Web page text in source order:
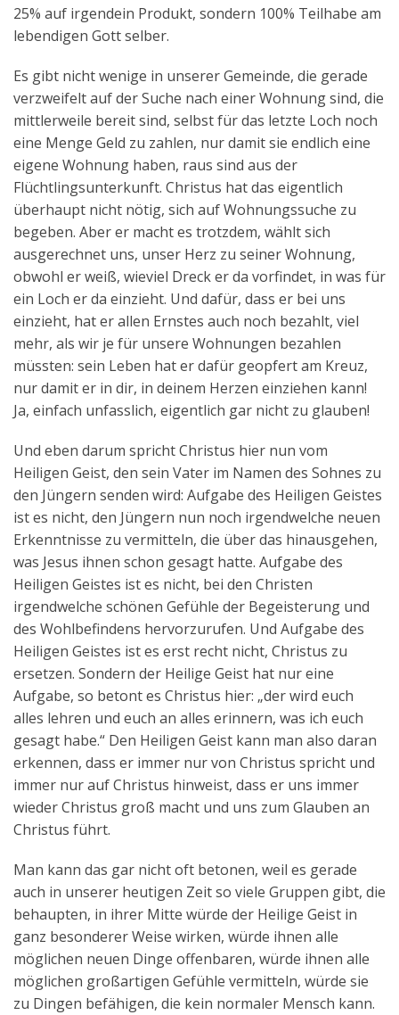
25% auf irgendein Produkt, sondern 100% Teilhabe am
lebendigen Gott selber.
Es gibt nicht wenige in unserer Gemeinde, die gerade
verzweifelt auf der Suche nach einer Wohnung sind, die
mittlerweile bereit sind, selbst für das letzte Loch noch
eine Menge Geld zu zahlen, nur damit sie endlich eine
eigene Wohnung haben, raus sind aus der
Flüchtlingsunterkunft. Christus hat das eigentlich
überhaupt nicht nötig, sich auf Wohnungssuche zu
begeben. Aber er macht es trotzdem, wählt sich
ausgerechnet uns, unser Herz zu seiner Wohnung,
obwohl er weiß, wieviel Dreck er da vorfindet, in was für
ein Loch er da einzieht. Und dafür, dass er bei uns
einzieht, hat er allen Ernstes auch noch bezahlt, viel
mehr, als wir je für unsere Wohnungen bezahlen
müssten: sein Leben hat er dafür geopfert am Kreuz,
nur damit er in dir, in deinem Herzen einziehen kann!
Ja, einfach unfasslich, eigentlich gar nicht zu glauben!
Und eben darum spricht Christus hier nun vom
Heiligen Geist, den sein Vater im Namen des Sohnes zu
den Jüngern senden wird: Aufgabe des Heiligen Geistes
ist es nicht, den Jüngern nun noch irgendwelche neuen
Erkenntnisse zu vermitteln, die über das hinausgehen,
was Jesus ihnen schon gesagt hatte. Aufgabe des
Heiligen Geistes ist es nicht, bei den Christen
irgendwelche schönen Gefühle der Begeisterung und
des Wohlbefindens hervorzurufen. Und Aufgabe des
Heiligen Geistes ist es erst recht nicht, Christus zu
ersetzen. Sondern der Heilige Geist hat nur eine
Aufgabe, so betont es Christus hier: „der wird euch
alles lehren und euch an alles erinnern, was ich euch
gesagt habe.“ Den Heiligen Geist kann man also daran
erkennen, dass er immer nur von Christus spricht und
immer nur auf Christus hinweist, dass er uns immer
wieder Christus groß macht und uns zum Glauben an
Christus führt.
Man kann das gar nicht oft betonen, weil es gerade
auch in unserer heutigen Zeit so viele Gruppen gibt, die
behaupten, in ihrer Mitte würde der Heilige Geist in
ganz besonderer Weise wirken, würde ihnen alle
möglichen neuen Dinge offenbaren, würde ihnen alle
möglichen großartigen Gefühle vermitteln, würde sie
zu Dingen befähigen, die kein normaler Mensch kann.